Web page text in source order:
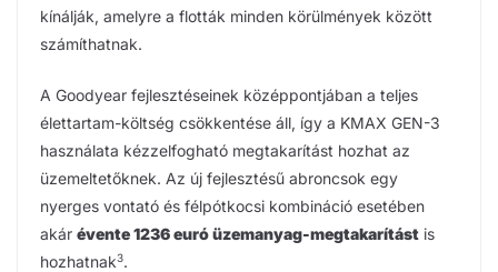
kínálják, amelyre a flották minden körülmények között
számíthatnak.
A Goodyear fejlesztéseinek középpontjában a teljes
élettartam-költség csökkentése áll, így a KMAX GEN-3
használata kézzelfogható megtakarítást hozhat az
üzemeltetőknek. Az új fejlesztésű abroncsok egy
nyerges vontató és félpótkocsi kombináció esetében
akár évente 1236 euró üzemanyag-megtakarítást is
hozhatnak3.